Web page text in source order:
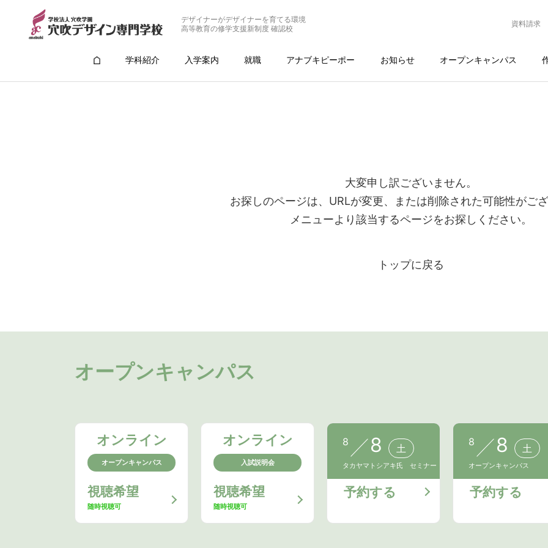
デザイナーがデザイナーを育てる環境
高等教育の修学支援新制度 確認校
資料請求
学科紹介 入学案内 就職 アナブキピーポー お知らせ オープンキャンパス
大変申し訳ございません。
お探しのページは、URLが変更、または削除された可能性がご
メニューより該当するページをお探しください。
トップに戻る
オープンキャンパス
オンライン
オープンキャンパス
視聴希望
随時視聴可
オンライン
入試説明会
視聴希望
随時視聴可
8 8 土
タカヤマトシアキ氏 セミナー
予約する
8 8 土
オープンキャンパス
予約する